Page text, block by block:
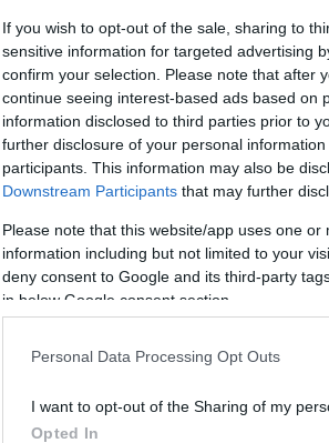
If you wish to opt-out of the sale, sharing to
sensitive information for targeted advertising
confirm your selection. Please note that after
continue seeing interest-based ads based on
information disclosed to third parties prior to
further disclosure of your personal
participants. This information may also be
Downstream Participants that may further
Please note that this website/app uses one
information including but not limited to your
deny consent to Google and its third-party
in below Google consent section.
Personal Data Processing Opt Outs
I want to opt-out of the Sharing of my
Opted In
az egyedszám az 1990-es évekre
el növekedni”
Geographic tudósításában.
a faj megőrzését támogató
aNational Geographicis kifejti, a
legeltetéssel teremtsék
A fajt ugyanis
gyakorlat, a városok